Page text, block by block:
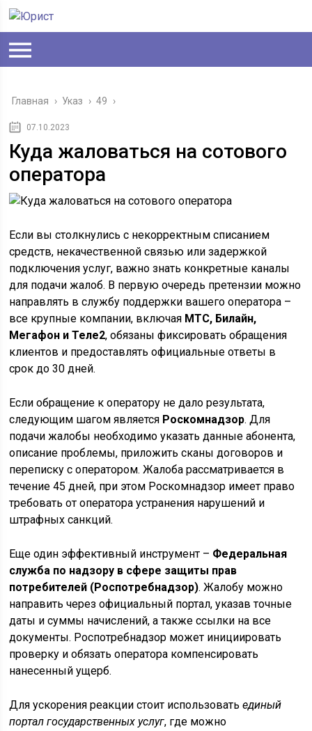
Главная › Указ › 49 ›
07.10.2023
Куда жаловаться на сотового
оператора
Если вы столкнулись с некорректным списанием
средств, некачественной связью или задержкой
подключения услуг, важно знать конкретные каналы
для подачи жалоб. В первую очередь претензии можно
направлять в службу поддержки вашего оператора –
все крупные компании, включая МТС, Билайн,
Мегафон и Теле2, обязаны фиксировать обращения
клиентов и предоставлять официальные ответы в
срок до 30 дней.
Если обращение к оператору не дало результата,
следующим шагом является Роскомнадзор. Для
подачи жалобы необходимо указать данные абонента,
описание проблемы, приложить сканы договоров и
переписку с оператором. Жалоба рассматривается в
течение 45 дней, при этом Роскомнадзор имеет право
требовать от оператора устранения нарушений и
штрафных санкций.
Еще один эффективный инструмент – Федеральная
служба по надзору в сфере защиты прав
потребителей (Роспотребнадзор). Жалобу можно
направить через официальный портал, указав точные
даты и суммы начислений, а также ссылки на все
документы. Роспотребнадзор может инициировать
проверку и обязать оператора компенсировать
нанесенный ущерб.
Для ускорения реакции стоит использоватьединый
портал государственных услуг, где можно